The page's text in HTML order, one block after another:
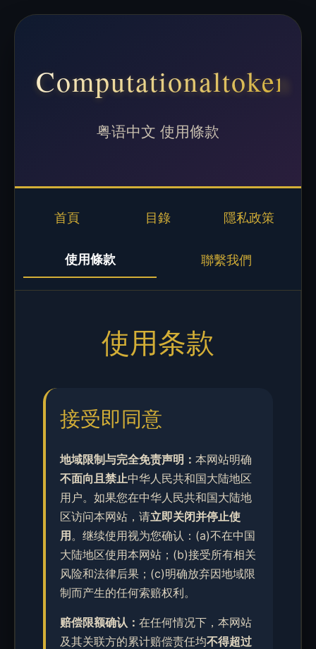
Computationaltoken
粤语中文 使用條款
首頁 目錄 隱私政策
使用條款 聯繫我們
使用条款
接受即同意
地域限制与完全免责声明： 本网站明确
不面向且禁止中华人民共和国大陆地区
用户。如果您在中华人民共和国大陆地
区访问本网站，请立即关闭并停止使
用 。继续使用视为您确认：(a)不在中国
大陆地区使用本网站；(b)接受所有相关
风险和法律后果；(c)明确放弃因地域限
制而产生的任何索赔权利。
赔偿限额确认： 在任何情况下，本网站
及其关联方的累计赔偿责任均不得超过